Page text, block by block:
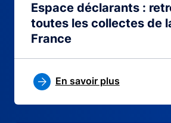
Espace déclarants :
toutes les collectes de
France
En savoir plus